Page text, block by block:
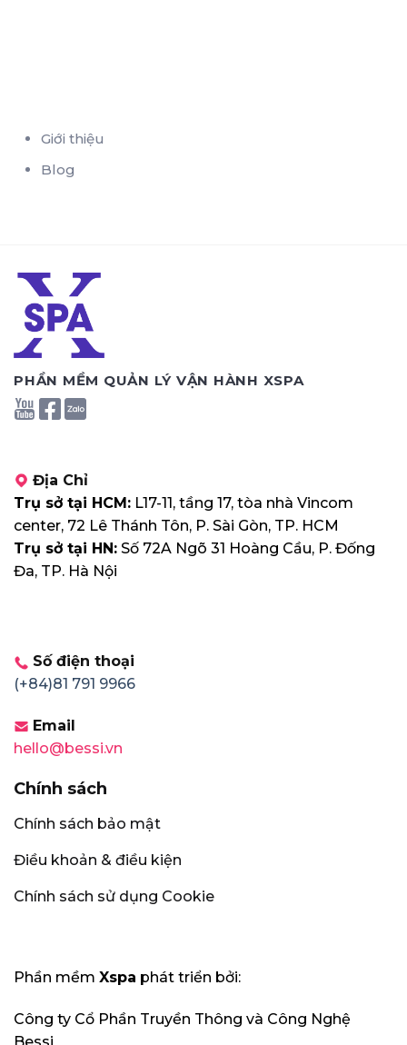
Giới thiệu
Blog
PHẦN MỀM QUẢN LÝ VẬN HÀNH XSPA
Địa Chỉ
Trụ sở tại HCM: L17-11, tầng 17, tòa nhà Vincom
center, 72 Lê Thánh Tôn, P. Sài Gòn, TP. HCM
Trụ sở tại HN: Số 72A Ngõ 31 Hoàng Cầu, P. Đống
Đa, TP. Hà Nội
Số điện thoại
(+84)81 791 9966
Email
hello@bessi.vn
Chính sách
Chính sách bảo mật
Điều khoản & điều kiện
Chính sách sử dụng Cookie
Phần mềm Xspa phát triển bởi:
Công ty Cổ Phần Truyền Thông và Công Nghệ